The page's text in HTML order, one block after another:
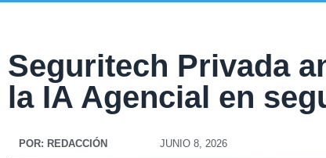
Seguritech Privada
la IA Agencial en
POR: REDACCIÓN JUNIO 8, 2026